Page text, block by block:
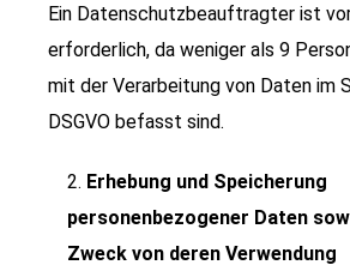
Ein Datenschutzbeauftragter ist
erforderlich, da weniger als 9
mit der Verarbeitung von Daten im
DSGVO befasst sind.
Erhebung und Speicherung
personenbezogener Daten
Zweck von deren Verwendung